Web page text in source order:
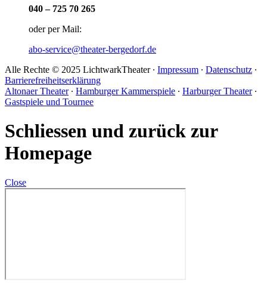
040 – 725 70 265
oder per Mail:
abo-service@theater-bergedorf.de
Alle Rechte © 2025 LichtwarkTheater ∙ Impressum ∙ Datenschutz ∙
Barrierefreiheitserklärung
Altonaer Theater∙ Hamburger Kammerspiele ∙ Harburger Theater∙
Gastspiele und Tournee
Schliessen und zurück zur
Homepage
Close